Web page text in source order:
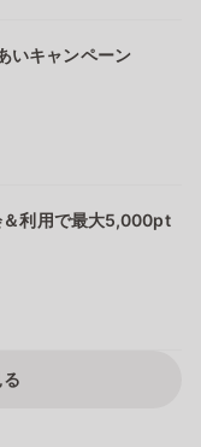
いキャンペーン
＆利用で最大5,000pt